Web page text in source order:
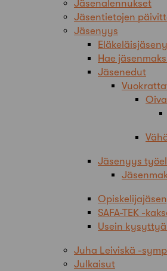
Jäsenalennukset
Jäsentietojen
Jäsenyys
Hae
Jäsenedut
Jäsenyys
SAFA-TEK -
Usein
Juha Leiviskä -
Julkaisut